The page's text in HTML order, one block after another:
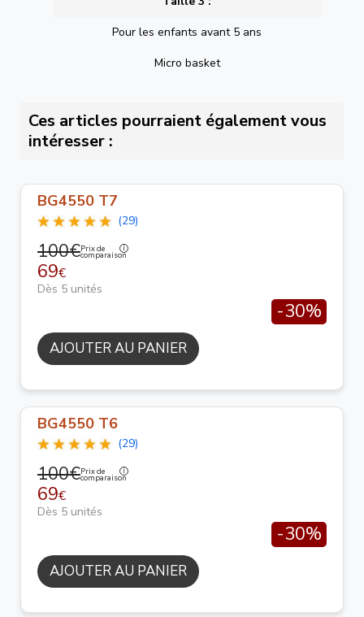
Pour les enfants avant 5 ans
Micro basket
Ces articles pourraient également vous
intéresser :
BG4550 T7
(29)
100€Prix de
comparaison
69€
Dès 5 unités
-30%
AJOUTER AU PANIER
BG4550 T6
(29)
100€Prix de
comparaison
69€
Dès 5 unités
-30%
AJOUTER AU PANIER